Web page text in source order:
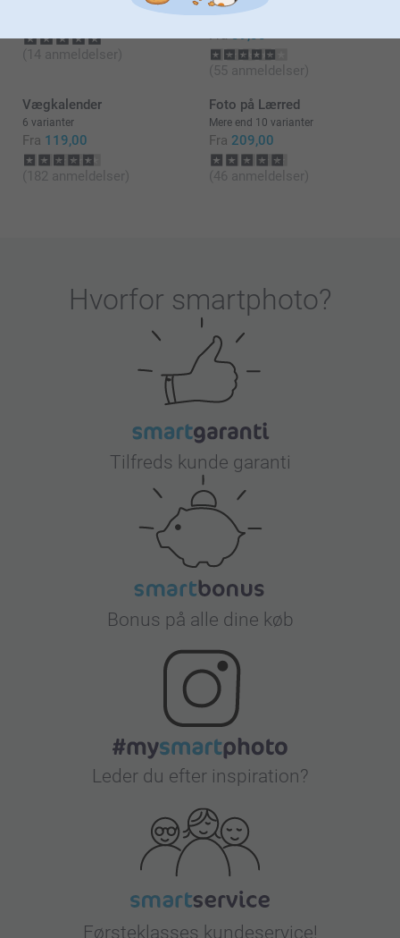
oplevelse som muligt med at lave din bestilling.
Jeg ønsker dig en fortsat god dag!
Zeinab @smartphoto
(14 anmeldelser)
5 varianter
Fra 39,00
(55 anmeldelser)
Vægkalender
6 varianter
Fra 119,00
(182 anmeldelser)
Foto på Lærred
Mere end 10 varianter
Fra 209,00
(46 anmeldelser)
Hvorfor smartphoto?
Tilfreds kunde garanti
Bonus på alle dine køb
Leder du efter inspiration?
Førsteklasses kundeservice!